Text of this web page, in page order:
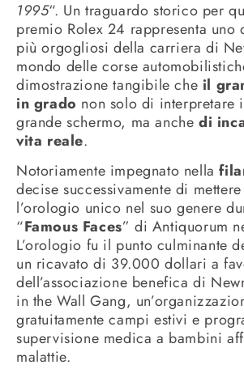
1995“. Un traguardo storico per
premio Rolex 24 rappresenta uno
più orgogliosi della carriera di
mondo delle corse
dimostrazione tangibile che il
in grado non solo di interpretare
grande schermo, ma anchedi
vita reale.
Notoriamente impegnato nella
decise successivamente di mettere
l’orologio unico nel suo genere
“Famous Faces” di Antiquorum
L’orologio fu il punto culminante
un ricavato di 39.000 dollari a
dell’associazione benefica di
in the Wall Gang,
gratuitamente campi estivi e
supervisione medica a bambini
malattie.